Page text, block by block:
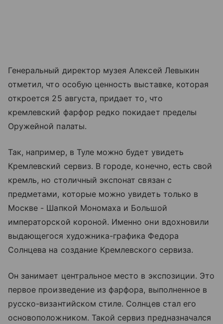
Генеральный директор музея Алексей Левыкин
отметил, что особую ценность выставке, которая
откроется 25 августа, придает то, что
кремлевский фарфор редко покидает пределы
Оружейной палаты.
Так, например, в Туле можно будет увидеть
Кремлевский сервиз. В городе, конечно, есть свой
кремль, но столичный экспонат связан с
предметами, которые можно увидеть только в
Москве - Шапкой Мономаха и Большой
императорской короной. Именно они вдохновили
выдающегося художника-графика Федора
Солнцева на создание Кремлевского сервиза.
Он занимает центральное место в экспозиции. Это
первое произведение из фарфора, выполненное в
русско-византийском стиле. Солнцев стал его
основоположником. Такой сервиз предназначался